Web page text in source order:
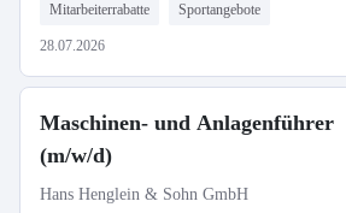
Mitarbeiterrabatte Sportangebote
28.07.2026
Maschinen- und Anlagenführer
(m/w/d)
Hans Henglein & Sohn GmbH